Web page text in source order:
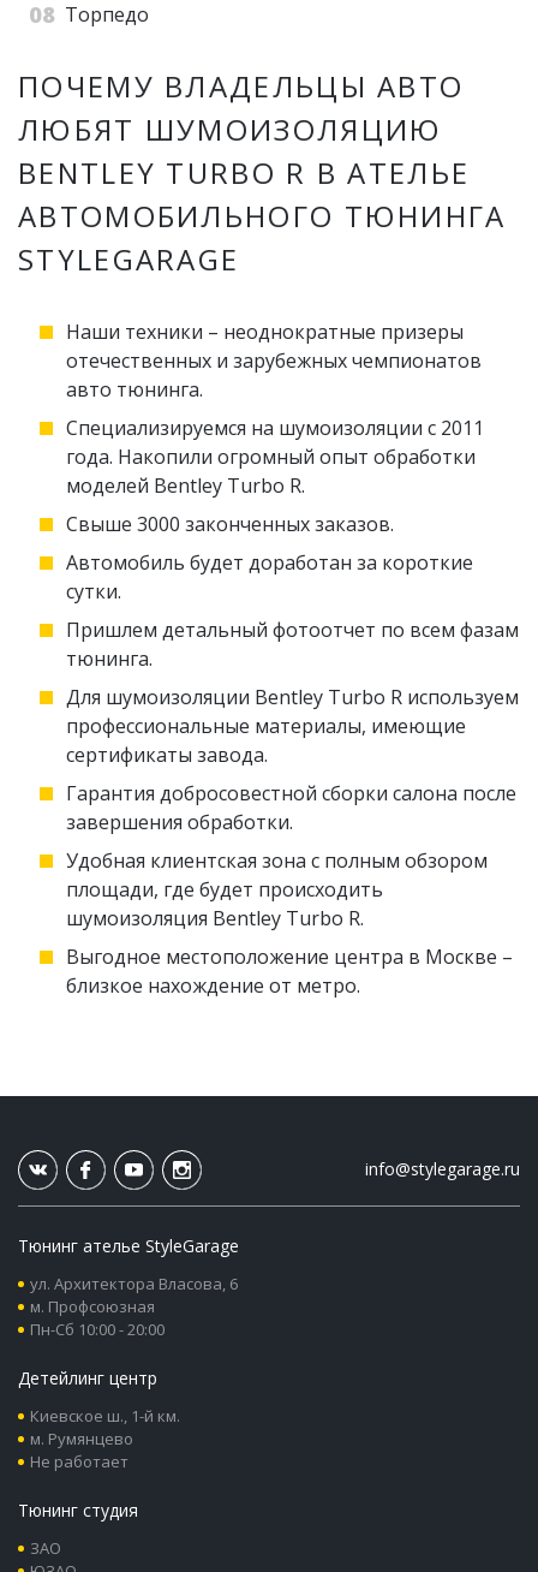
Торпедо
ПОЧЕМУ ВЛАДЕЛЬЦЫ АВТО
ЛЮБЯТ ШУМОИЗОЛЯЦИЮ
BENTLEY TURBO R В АТЕЛЬЕ
АВТОМОБИЛЬНОГО ТЮНИНГА
STYLEGARAGE
Наши техники – неоднократные призеры
отечественных и зарубежных чемпионатов
авто тюнинга.
Специализируемся на шумоизоляции с 2011
года. Накопили огромный опыт обработки
моделей Bentley Turbo R.
Свыше 3000 законченных заказов.
Автомобиль будет доработан за короткие
сутки.
Пришлем детальный фотоотчет по всем фазам
тюнинга.
Для шумоизоляции Bentley Turbo R используем
профессиональные материалы, имеющие
сертификаты завода.
Гарантия добросовестной сборки салона после
завершения обработки.
Удобная клиентская зона с полным обзором
площади, где будет происходить
шумоизоляция Bentley Turbo R.
Выгодное местоположение центра в Москве –
близкое нахождение от метро.
info@stylegarage.ru
Тюнинг ателье StyleGarage
ул. Архитектора Власова, 6
м. Профсоюзная
Пн-Сб 10:00 - 20:00
Детейлинг центр
Киевское ш., 1-й км.
м. Румянцево
Не работает
Тюнинг студия
ЗАО